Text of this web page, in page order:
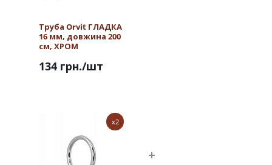
Труба Orvit ГЛАДКА
16 мм, довжина 200
см, ХРОМ
134 грн./шт
x2